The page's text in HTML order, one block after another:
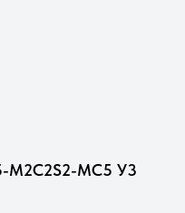
M2C2S2-MC5 У3